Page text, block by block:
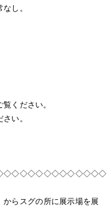
し。
ください。
い。
らスグの所に展示場を展